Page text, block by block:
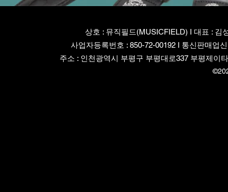
상호 : 뮤직필드(MUSICFIELD) I 대표 : 김
사업자등록번호 : 850-72-00192 I 통신판매업
주소 : 인천광역시 부평구 부평대로337 부평제이